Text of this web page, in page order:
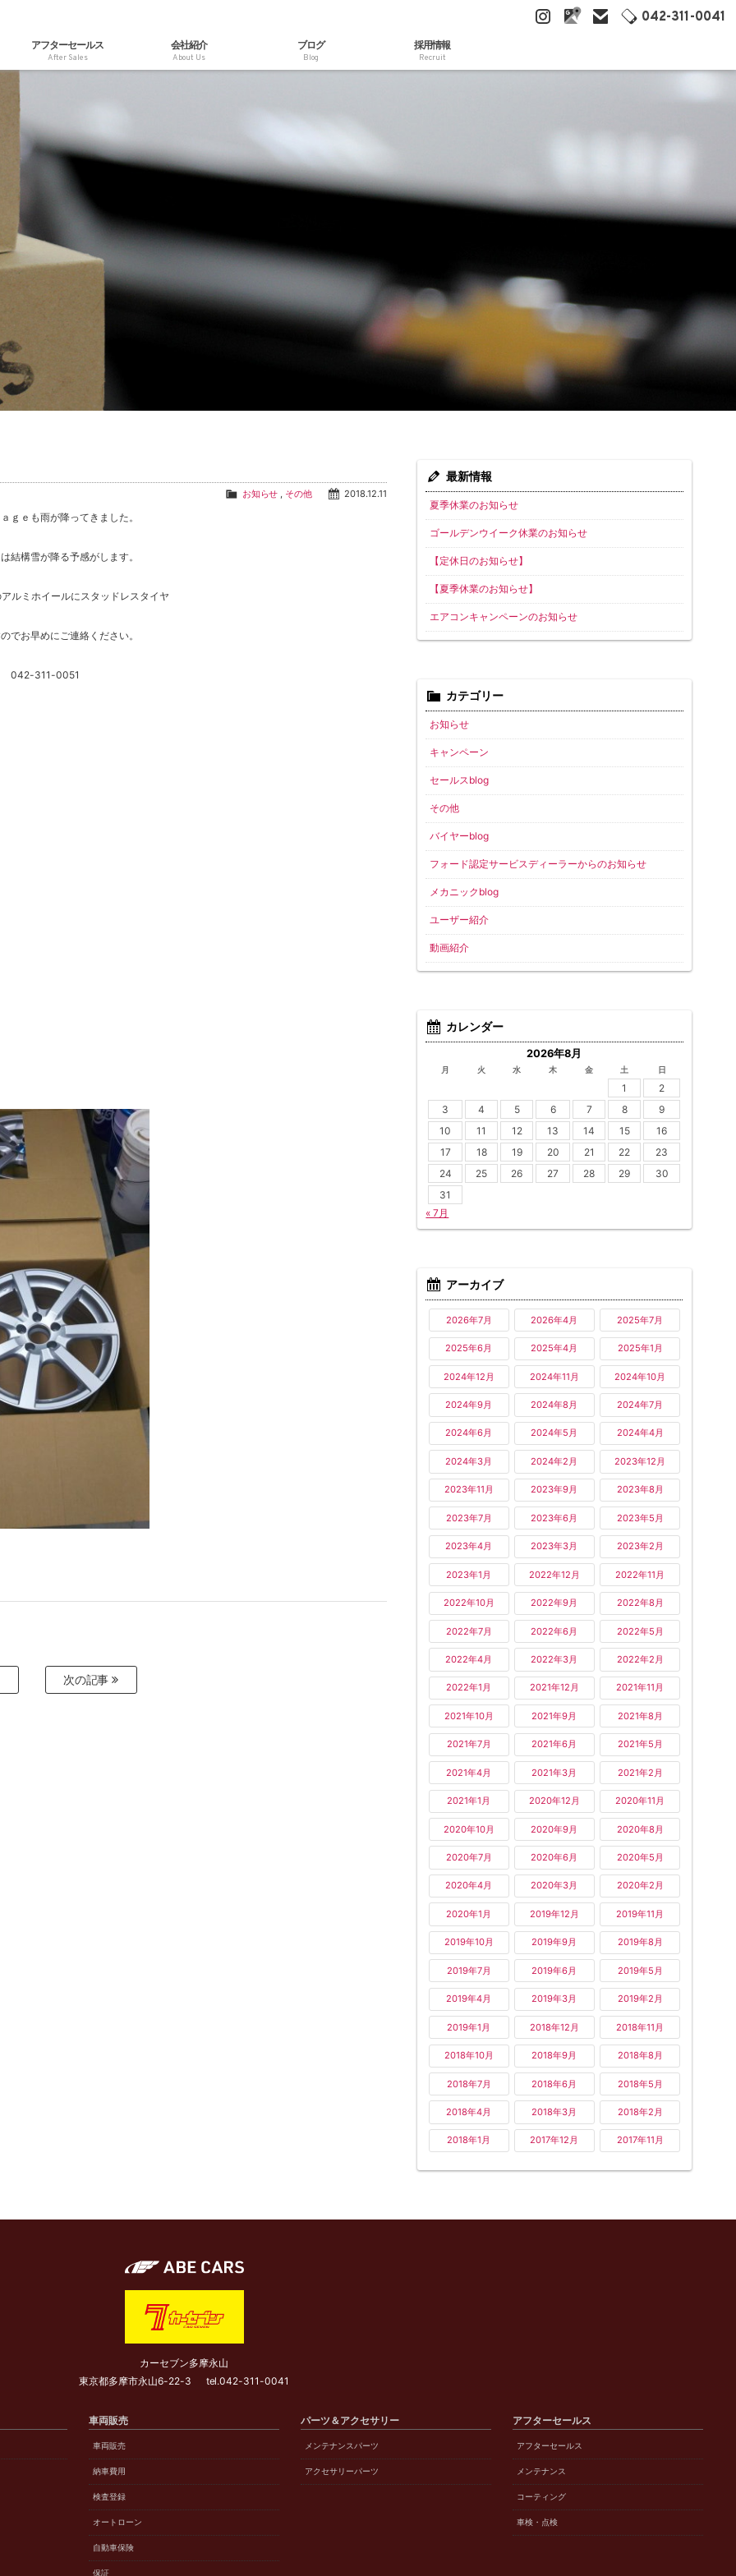
042-311-0041
アフターセールス
After Sales
会社紹介
About Us
ブログ
Blog
採用情報
Recruit
2018.12.11
お知らせ , その他
ｇｅも雨が降ってきました。
結構雪が降る予感がします。
ルミホイールにスタッドレスタイヤ
でお早めにご連絡ください。
042-311-0051
次の記事
最新情報
夏季休業のお知らせ
ゴールデンウイーク休業のお知らせ
【定休日のお知らせ】
【夏季休業のお知らせ】
エアコンキャンペーンのお知らせ
カテゴリー
お知らせ
キャンペーン
セールスblog
その他
バイヤーblog
フォード認定サービスディーラーからのお知らせ
メカニックblog
ユーザー紹介
動画紹介
カレンダー
2026年8月
月 火 水 木 金 土 日
1
2
3
4 5 6 7 8
9
10
11 12 13 14 15
16
17
18 19 20 21 22
23
24
25 26 27 28 29
30
31
« 7月
アーカイブ
2026年7月 2026年4月 2025年7月
2025年6月 2025年4月 2025年1月
2024年12月 2024年11月 2024年10月
2024年9月 2024年8月 2024年7月
2024年6月 2024年5月 2024年4月
2024年3月 2024年2月 2023年12月
2023年11月 2023年9月 2023年8月
2023年7月 2023年6月 2023年5月
2023年4月 2023年3月 2023年2月
2023年1月 2022年12月 2022年11月
2022年10月 2022年9月 2022年8月
2022年7月 2022年6月 2022年5月
2022年4月 2022年3月 2022年2月
2022年1月 2021年12月 2021年11月
2021年10月 2021年9月 2021年8月
2021年7月 2021年6月 2021年5月
2021年4月 2021年3月 2021年2月
2021年1月 2020年12月 2020年11月
2020年10月 2020年9月 2020年8月
2020年7月 2020年6月 2020年5月
2020年4月 2020年3月 2020年2月
2020年1月 2019年12月 2019年11月
2019年10月 2019年9月 2019年8月
2019年7月 2019年6月 2019年5月
2019年4月 2019年3月 2019年2月
2019年1月 2018年12月 2018年11月
2018年10月 2018年9月 2018年8月
2018年7月 2018年6月 2018年5月
2018年4月 2018年3月 2018年2月
2018年1月 2017年12月 2017年11月
カーセブン多摩永山
東京都多摩市永山6-22-3
tel.042-311-0041
車両販売
車両販売
納車費用
検査登録
オートローン
自動車保険
保証
パーツ＆アクセサリー
メンテナンスパーツ
アクセサリーパーツ
アフターセールス
アフターセールス
メンテナンス
コーティング
車検・点検